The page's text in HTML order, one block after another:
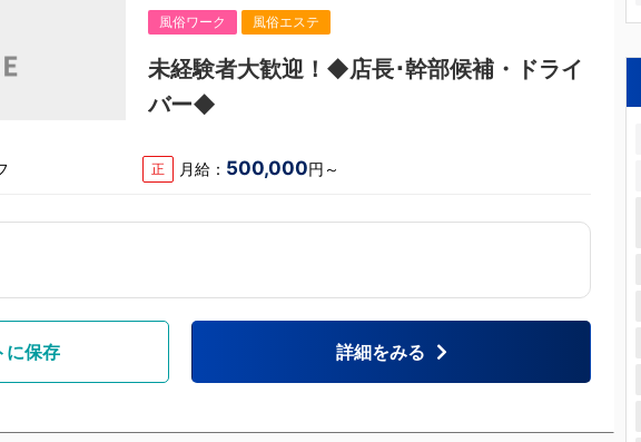
風俗ワーク 風俗エステ
未経験者大歓迎！◆店長･幹部候補・ドライ
バー◆
正 月給： 500,000円～
に保存 詳細をみる